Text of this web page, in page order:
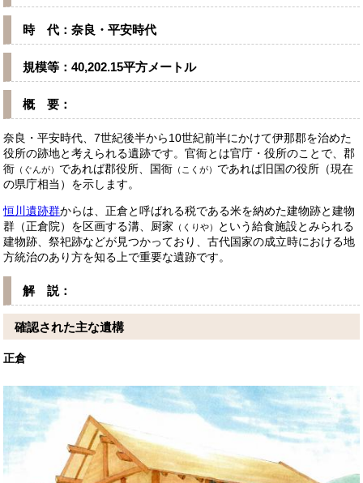
時 代：奈良・平安時代
規模等：40,202.15平方メートル
概 要：
奈良・平安時代、7世紀後半から10世紀前半にかけて伊那郡を治めた
役所の跡地と考えられる遺跡です。官衙とは官庁・役所のことで、郡
衙 （ぐんが） であれば郡役所、国衙 （こくが） であれば旧国の役所（現在
の県庁相当）を示します。
恒川遺跡群からは、正倉と呼ばれる税である米を納めた建物跡と建物
群（正倉院）を区画する溝、厨家
（くりや）
という給食施設とみられる
建物跡、祭祀跡などが見つかっており、古代国家の成立時における地
方統治のあり方を知る上で重要な遺跡です。
解 説：
確認された主な遺構
正倉